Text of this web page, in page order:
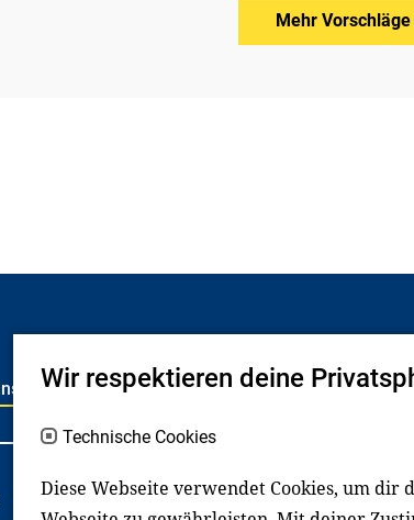
Mehr
Instagram Facebook
Haftungsausschluss Impressum
Wir respektieren deine
Technische Cookies
Diese Webseite verwendet Cookies, um dir